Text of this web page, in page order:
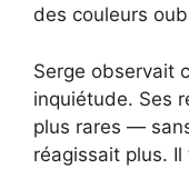
des couleurs
Serge observait
inquiétude. Ses
plus rares —
réagissait plus.